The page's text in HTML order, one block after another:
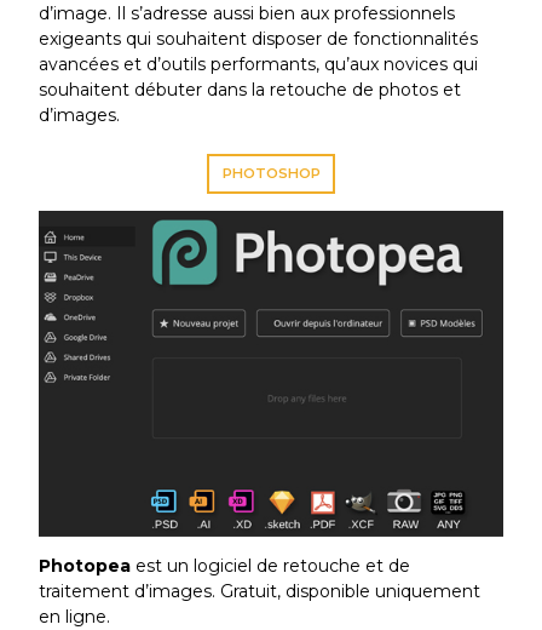
d’image. Il s’adresse aussi bien aux professionnels
exigeants qui souhaitent disposer de fonctionnalités
avancées et d’outils performants, qu’aux novices qui
souhaitent débuter dans la retouche de photos et
d’images.
PHOTOSHOP
Photopea est un logiciel de retouche et de
traitement d’images. Gratuit, disponible uniquement
en ligne.